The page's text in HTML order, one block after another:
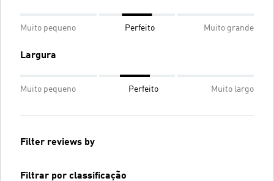
Muito pequeno Perfeito Muito grande
Largura
Muito pequeno Perfeito Muito largo
Filter reviews by
Filtrar por classificação